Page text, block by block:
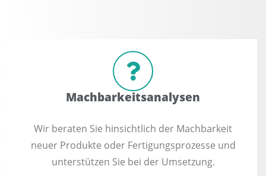
Machbarkeitsanalysen
Wir beraten Sie hinsichtlich der Machbarkeit
neuer Produkte oder Fertigungsprozesse und
unterstützen Sie bei der Umsetzung.